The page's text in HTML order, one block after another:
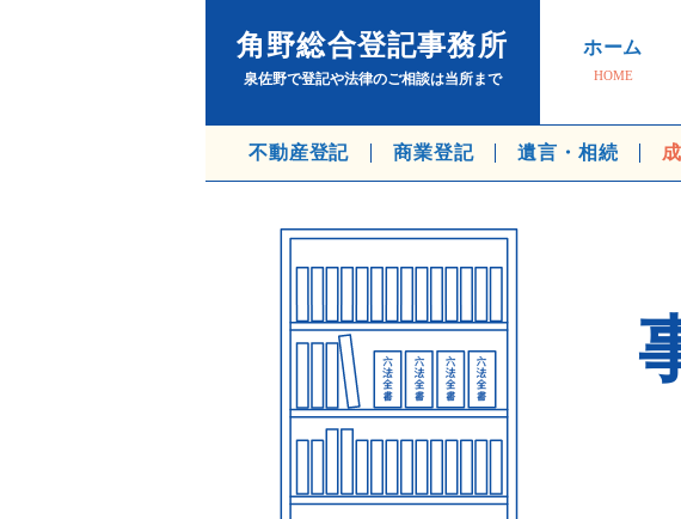
角野総合登記事務所
泉佐野で登記や法律のご相談は当所まで
ホーム
HOME
不動産登記 商業登記 遺言・相続